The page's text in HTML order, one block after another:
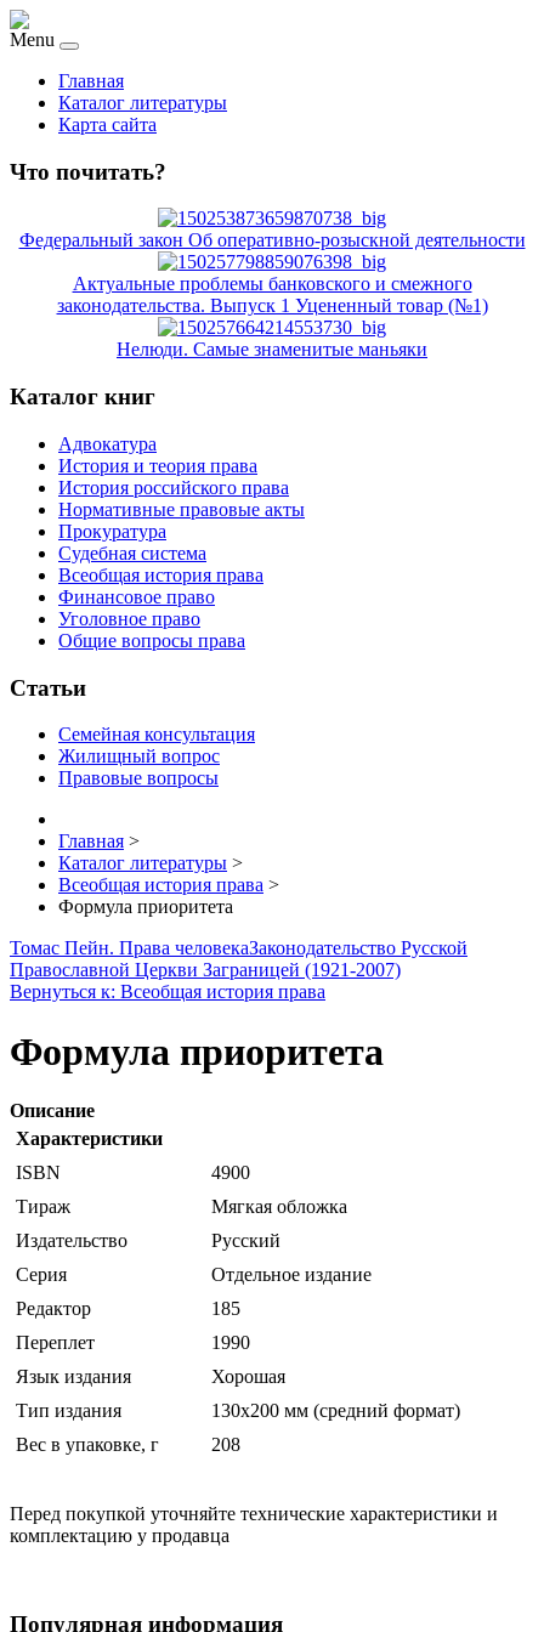
Menu
Главная
Каталог литературы
Карта сайта
Что почитать?
Федеральный закон Об оперативно-розыскной деятельности
Актуальные проблемы банковского и смежного
законодательства. Выпуск 1 Уцененный товар (№1)
Нелюди. Самые знаменитые маньяки
Каталог книг
Адвокатура
История и теория права
История российского права
Нормативные правовые акты
Прокуратура
Судебная система
Всеобщая история права
Финансовое право
Уголовное право
Общие вопросы права
Статьи
Семейная консультация
Жилищный вопрос
Правовые вопросы
Главная >
Каталог литературы >
Всеобщая история права >
Формула приоритета
Томас Пейн. Права человекаЗаконодательство Русской
Православной Церкви Заграницей (1921-2007)
Вернуться к: Всеобщая история права
Формула приоритета
Описание
Характеристики
ISBN
4900
Тираж
Мягкая обложка
Издательство
Русский
Серия
Отдельное издание
Редактор
185
Переплет
1990
Язык издания
Хорошая
Тип издания
130х200 мм (средний формат)
Вес в упаковке, г
208
Перед покупкой уточняйте технические характеристики и
комплектацию у продавца
Популярная информация